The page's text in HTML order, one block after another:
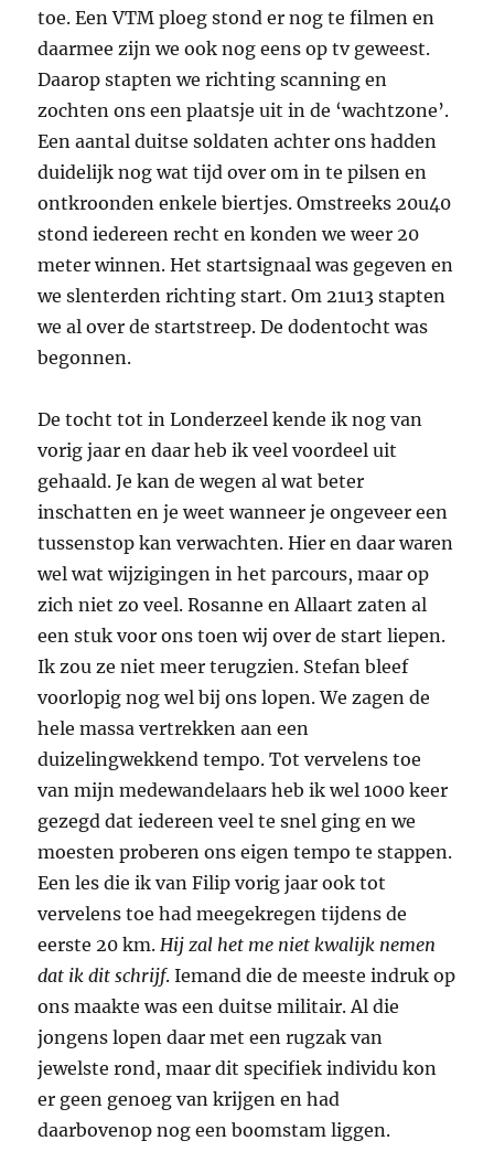
toe. Een VTM ploeg stond er nog te filmen en
daarmee zijn we ook nog eens op tv geweest.
Daarop stapten we richting scanning en
zochten ons een plaatsje uit in de ‘wachtzone’.
Een aantal duitse soldaten achter ons hadden
duidelijk nog wat tijd over om in te pilsen en
ontkroonden enkele biertjes. Omstreeks 20u40
stond iedereen recht en konden we weer 20
meter winnen. Het startsignaal was gegeven en
we slenterden richting start. Om 21u13 stapten
we al over de startstreep. De dodentocht was
begonnen.
De tocht tot in Londerzeel kende ik nog van
vorig jaar en daar heb ik veel voordeel uit
gehaald. Je kan de wegen al wat beter
inschatten en je weet wanneer je ongeveer een
tussenstop kan verwachten. Hier en daar waren
wel wat wijzigingen in het parcours, maar op
zich niet zo veel. Rosanne en Allaart zaten al
een stuk voor ons toen wij over de start liepen.
Ik zou ze niet meer terugzien. Stefan bleef
voorlopig nog wel bij ons lopen. We zagen de
hele massa vertrekken aan een
duizelingwekkend tempo. Tot vervelens toe
van mijn medewandelaars heb ik wel 1000 keer
gezegd dat iedereen veel te snel ging en we
moesten proberen ons eigen tempo te stappen.
Een les die ik van Filip vorig jaar ook tot
vervelens toe had meegekregen tijdens de
eerste 20 km. Hij zal het me niet kwalijk nemen
dat ik dit schrijf. Iemand die de meeste indruk op
ons maakte was een duitse militair. Al die
jongens lopen daar met een rugzak van
jewelste rond, maar dit specifiek individu kon
er geen genoeg van krijgen en had
daarbovenop nog een boomstam liggen.